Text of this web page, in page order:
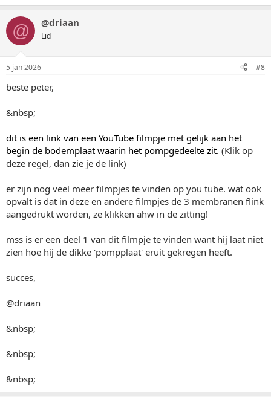
@ @driaan
Lid
5 jan 2026 #8
beste peter,
&nbsp;
dit is een link van een YouTube filmpje met gelijk aan het
begin de bodemplaat waarin het pompgedeelte zit. (Klik op
deze regel, dan zie je de link)
er zijn nog veel meer filmpjes te vinden op you tube. wat ook
opvalt is dat in deze en andere filmpjes de 3 membranen flink
aangedrukt worden, ze klikken ahw in de zitting!
mss is er een deel 1 van dit filmpje te vinden want hij laat niet
zien hoe hij de dikke 'pompplaat' eruit gekregen heeft.
succes,
@driaan
&nbsp;
&nbsp;
&nbsp;